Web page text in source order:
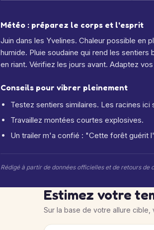
Météo : préparez le corps et l'esprit
Juin dans les Yvelines. Chaleur possible en
humide. Pluie soudaine qui rend les
en riant. Vérifiez les jours avant. Adaptez
Conseils pour vibrer pleinement
Testez sentiers similaires. Les racines ici
Travaillez montées courtes explosives.
Un trailer m'a confié : "Cette forêt guérit
Rédigé à partir de données officielles et de retours de
Estimez votre
Sur la base de votre allure